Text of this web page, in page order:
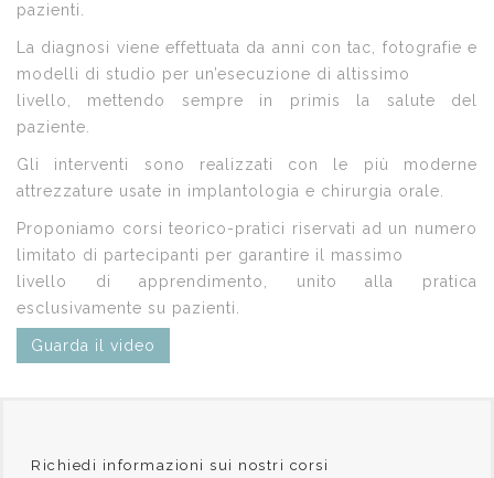
pazienti.
La diagnosi viene effettuata da anni con tac, fotografie e
modelli di studio per un’esecuzione di altissimo
livello, mettendo sempre in primis la salute del
paziente.
Gli interventi sono realizzati con le più moderne
attrezzature usate in implantologia e chirurgia orale.
Proponiamo corsi teorico-pratici riservati ad un numero
limitato di partecipanti per garantire il massimo
livello di apprendimento, unito alla pratica
esclusivamente su pazienti.
Guarda il video
Richiedi informazioni sui nostri corsi